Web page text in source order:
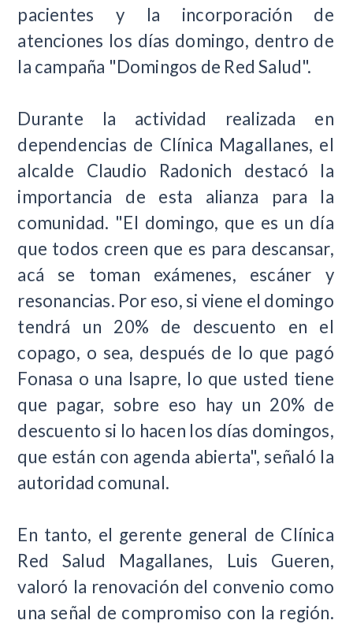
pacientes y la incorporación de
atenciones los días domingo, dentro de
la campaña "Domingos de Red Salud".
Durante la actividad realizada en
dependencias de Clínica Magallanes, el
alcalde Claudio Radonich destacó la
importancia de esta alianza para la
comunidad. "El domingo, que es un día
que todos creen que es para descansar,
acá se toman exámenes, escáner y
resonancias. Por eso, si viene el domingo
tendrá un 20% de descuento en el
copago, o sea, después de lo que pagó
Fonasa o una Isapre, lo que usted tiene
que pagar, sobre eso hay un 20% de
descuento si lo hacen los días domingos,
que están con agenda abierta", señaló la
autoridad comunal.
En tanto, el gerente general de Clínica
Red Salud Magallanes, Luis Gueren,
valoró la renovación del convenio como
una señal de compromiso con la región.